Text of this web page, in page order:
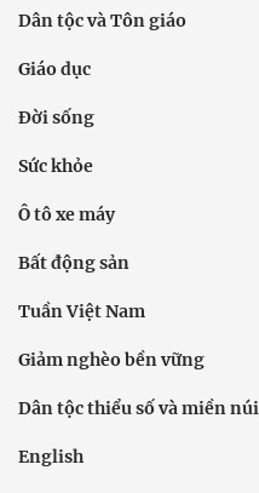
Dân tộc và Tôn giáo
Giáo dục
Đời sống
Sức khỏe
Ô tô xe máy
Bất động sản
Tuần Việt Nam
Giảm nghèo bền vững
Dân tộc thiểu số và miền núi
English